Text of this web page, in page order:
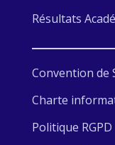
Résultats
Convention de
Charte
Politique RGPD